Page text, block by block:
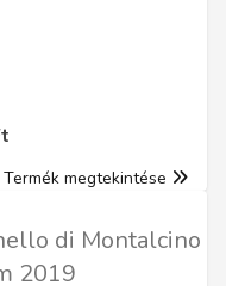
Termék megtekintése
di Montalcino
2019